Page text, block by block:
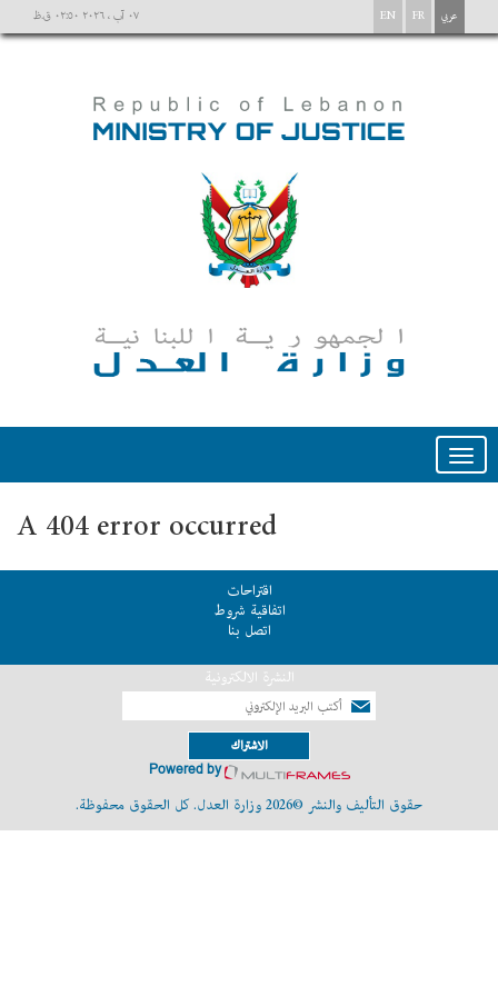
٠٧ آب ، ٢٠٢٦ ٠٢:٥٠ ق.ظ EN FR عربي
Toggle
A 404 error occurred
اقتراحات
اتفاقية شروط
اتصل بنا
النشرة الالكترونية
الاشتراك
Powered by
حقوق التأليف والنشر ©2026 وزارة العدل. كل الحقوق محفوظة.